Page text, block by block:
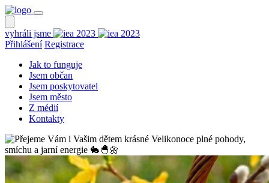
vyhráli jsme
Přihlášení Registrace
Jak to funguje
Jsem občan
Jsem poskytovatel
Jsem město
Z médií
Kontakty